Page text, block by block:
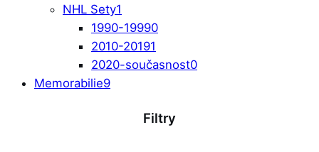
NHL Sety1
1990-19990
2010-20191
2020-současnost0
Memorabilie9
Filtry